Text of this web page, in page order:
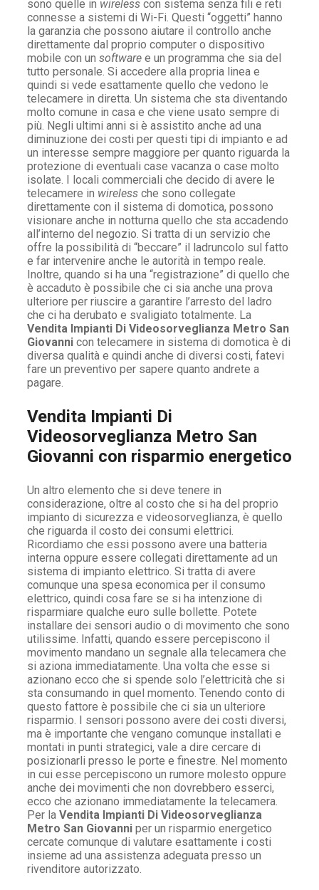
sono quelle in wireless con sistema senza fili e reti
connesse a sistemi di Wi-Fi. Questi “oggetti” hanno
la garanzia che possono aiutare il controllo anche
direttamente dal proprio computer o dispositivo
mobile con un software e un programma che sia del
tutto personale. Si accedere alla propria linea e
quindi si vede esattamente quello che vedono le
telecamere in diretta. Un sistema che sta diventando
molto comune in casa e che viene usato sempre di
più. Negli ultimi anni si è assistito anche ad una
diminuzione dei costi per questi tipi di impianto e ad
un interesse sempre maggiore per quanto riguarda la
protezione di eventuali case vacanza o case molto
isolate. I locali commerciali che decido di avere le
telecamere in wireless che sono collegate
direttamente con il sistema di domotica, possono
visionare anche in notturna quello che sta accadendo
all’interno del negozio. Si tratta di un servizio che
offre la possibilità di “beccare” il ladruncolo sul fatto
e far intervenire anche le autorità in tempo reale.
Inoltre, quando si ha una “registrazione” di quello che
è accaduto è possibile che ci sia anche una prova
ulteriore per riuscire a garantire l’arresto del ladro
che ci ha derubato e svaligiato totalmente. La
Vendita Impianti Di Videosorveglianza Metro San
Giovanni con telecamere in sistema di domotica è di
diversa qualità e quindi anche di diversi costi, fatevi
fare un preventivo per sapere quanto andrete a
pagare.
Vendita Impianti Di
Videosorveglianza Metro San
Giovanni con risparmio energetico
Un altro elemento che si deve tenere in
considerazione, oltre al costo che si ha del proprio
impianto di sicurezza e videosorveglianza, è quello
che riguarda il costo dei consumi elettrici.
Ricordiamo che essi possono avere una batteria
interna oppure essere collegati direttamente ad un
sistema di impianto elettrico. Si tratta di avere
comunque una spesa economica per il consumo
elettrico, quindi cosa fare se si ha intenzione di
risparmiare qualche euro sulle bollette. Potete
installare dei sensori audio o di movimento che sono
utilissime. Infatti, quando essere percepiscono il
movimento mandano un segnale alla telecamera che
si aziona immediatamente. Una volta che esse si
azionano ecco che si spende solo l’elettricità che si
sta consumando in quel momento. Tenendo conto di
questo fattore è possibile che ci sia un ulteriore
risparmio. I sensori possono avere dei costi diversi,
ma è importante che vengano comunque installati e
montati in punti strategici, vale a dire cercare di
posizionarli presso le porte e finestre. Nel momento
in cui esse percepiscono un rumore molesto oppure
anche dei movimenti che non dovrebbero esserci,
ecco che azionano immediatamente la telecamera.
Per la Vendita Impianti Di Videosorveglianza
Metro San Giovanni per un risparmio energetico
cercate comunque di valutare esattamente i costi
insieme ad una assistenza adeguata presso un
rivenditore autorizzato.